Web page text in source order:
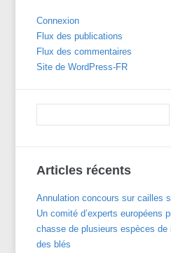
Connexion
Flux des publications
Flux des commentaires
Site de WordPress-FR
Articles récents
Annulation concours sur cailles
Un comité d’experts européens
chasse de plusieurs espèces
des blés